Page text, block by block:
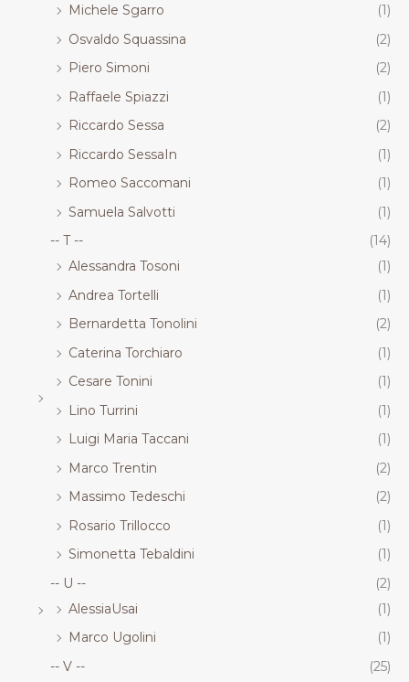
Michele Sgarro
(1)
Osvaldo Squassina
(2)
Piero Simoni
(2)
Raffaele Spiazzi
(1)
Riccardo Sessa
(2)
Riccardo SessaIn
(1)
Romeo Saccomani
(1)
Samuela Salvotti
(1)
-- T --
(14)
Alessandra Tosoni
(1)
Andrea Tortelli
(1)
Bernardetta Tonolini
(2)
Caterina Torchiaro
(1)
Cesare Tonini
(1)
Lino Turrini
(1)
Luigi Maria Taccani
(1)
Marco Trentin
(2)
Massimo Tedeschi
(2)
Rosario Trillocco
(1)
Simonetta Tebaldini
(1)
-- U --
(2)
AlessiaUsai
(1)
Marco Ugolini
(1)
-- V --
(25)